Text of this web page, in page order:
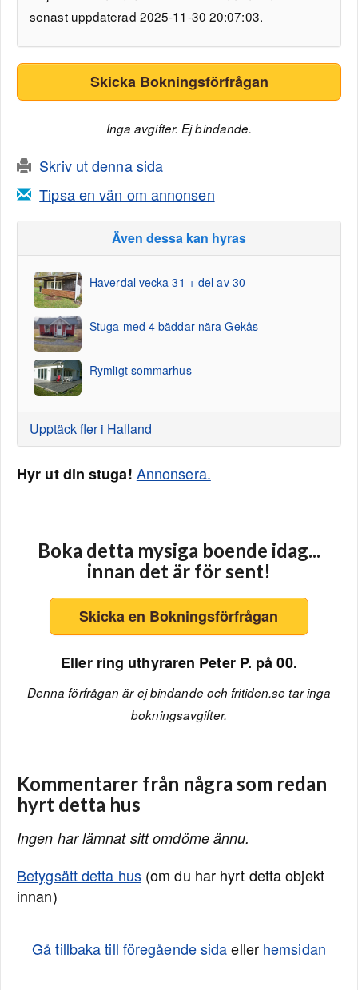
senast uppdaterad 2025-11-30 20:07:03.
Skicka Bokningsförfrågan
Inga avgifter. Ej bindande.
Skriv ut denna sida
Tipsa en vän om annonsen
Även dessa kan hyras
Haverdal vecka 31 + del av 30
Stuga med 4 bäddar nära Gekås
Rymligt sommarhus
Upptäck fler i Halland
Hyr ut din stuga! Annonsera.
Boka detta mysiga boende idag...
innan det är för sent!
Skicka en Bokningsförfrågan
Eller ring uthyraren Peter P. på 00.
Denna förfrågan är ej bindande och fritiden.se tar inga
bokningsavgifter.
Kommentarer från några som redan
hyrt detta hus
Ingen har lämnat sitt omdöme ännu.
Betygsätt detta hus(om du har hyrt detta objekt
innan)
Gå tillbaka till föregående sidaeller hemsidan